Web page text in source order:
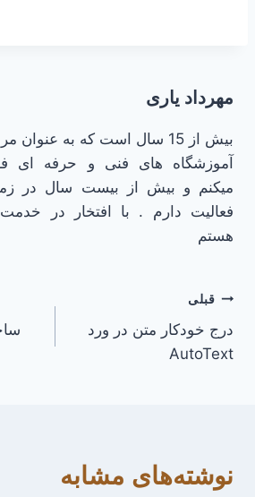
مهرداد یاری
بیش از 15 سال است که به عنوان
آموزشگاه های فنی و حرفه ای
فعالیت دارم . با افتخار در
هستم
راهبری
نوشته
قبلی
درج خودکار متن در ورد
AutoText
نوشته‌های مشابه